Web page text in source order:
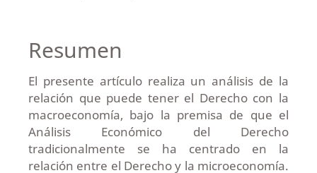
Resumen
El presente artículo realiza un análisis de la
relación que puede tener el Derecho con la
macroeconomía, bajo la premisa de que el
Análisis Económico del Derecho
tradicionalmente se ha centrado en la
relación entre el Derecho y la microeconomía.